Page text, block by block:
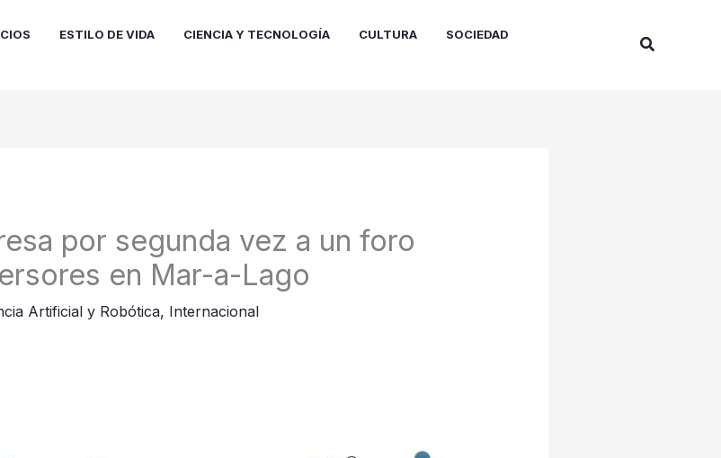
ESTILO DE VIDA CIENCIA Y TECNOLOGÍA CULTURA
SOCIEDAD
Buscar
por segunda vez a un foro
en Mar-a-Lago
Artificial y Robótica, Internacional